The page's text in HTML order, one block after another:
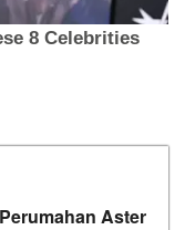
Aster